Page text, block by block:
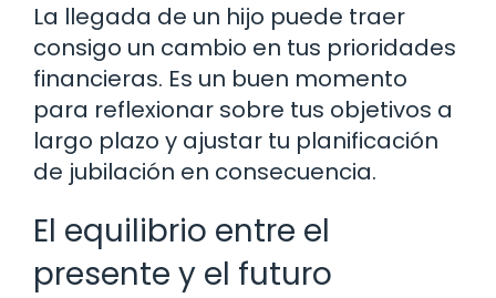
La llegada de un hijo puede traer
consigo un cambio en tus prioridades
financieras. Es un buen momento
para reflexionar sobre tus objetivos a
largo plazo y ajustar tu planificación
de jubilación en consecuencia.
El equilibrio entre el
presente y el futuro